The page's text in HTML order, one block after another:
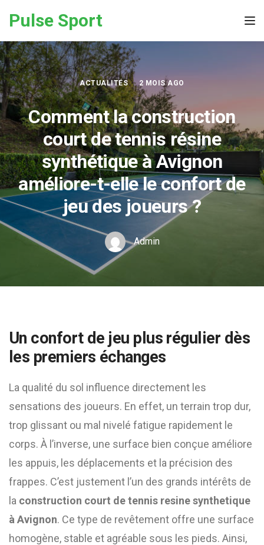
Pulse Sport
ACTUALITÉS 2 MOIS AGO
Comment la construction
court de tennis résine
synthétique à Avignon
améliore-t-elle le confort de
jeu des joueurs ?
Admin
Un confort de jeu plus régulier dès
les premiers échanges
La qualité du sol influence directement les
sensations des joueurs. En effet, un terrain trop dur,
trop glissant ou mal nivelé fatigue rapidement le
corps. À l’inverse, une surface bien conçue améliore
les appuis, les déplacements et la précision des
frappes. C’est justement l’un des grands intérêts de
la construction court de tennis resine synthetique
à Avignon. Ce type de revêtement offre une surface
homogène, stable et agréable sous les pieds. Ainsi,